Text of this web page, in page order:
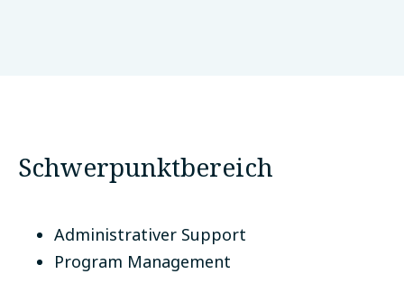
Schwerpunktbereich
Administrativer Support
Program Management